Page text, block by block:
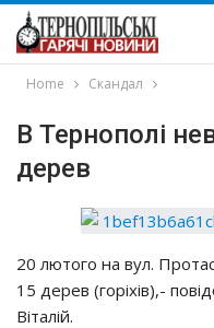
Home Скандал
В Тернополі
дерев
20 лютого на вул.
15 дерев (горіхів),-
Віталій.